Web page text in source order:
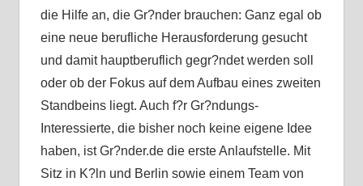
die Hilfe an, die Gr?nder brauchen: Ganz egal ob
eine neue berufliche Herausforderung gesucht
und damit hauptberuflich gegr?ndet werden soll
oder ob der Fokus auf dem Aufbau eines zweiten
Standbeins liegt. Auch f?r Gr?ndungs-
Interessierte, die bisher noch keine eigene Idee
haben, ist Gr?nder.de die erste Anlaufstelle. Mit
Sitz in K?ln und Berlin sowie einem Team von